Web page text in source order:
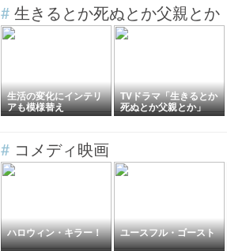
# 生きるとか死ぬとか父親とか
生活の変化にインテリ
アも模様替え
TVドラマ「生きるとか
死ぬとか父親とか」
# コメディ映画
ハロウィン・キラー！ ユースフル・ゴースト